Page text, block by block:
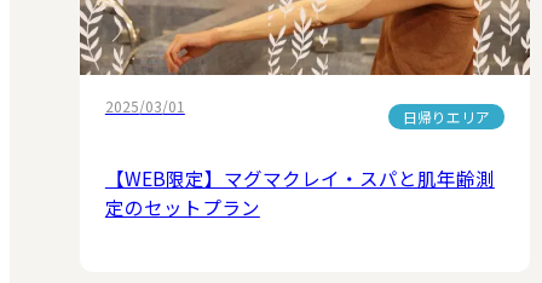
2025/03/01
日帰りエリア
【WEB限定】マグマクレイ・スパと肌年齢測
定のセットプラン